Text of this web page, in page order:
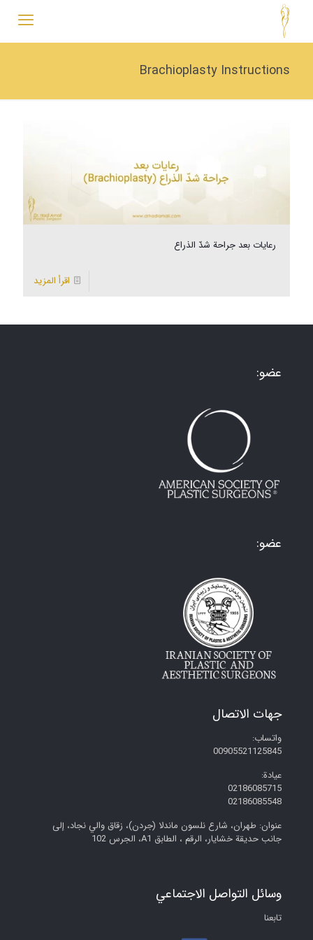
Brachioplasty Instructions
رعايات بعد جراحة شدّ الذراع
اقرأ المزيد
عضو:
عضو:
جهات الاتصال
واتساب:
00905521125845
عيادة:
02186085715
02186085548
عنوان: طهران، شارع نلسون ماندلا (جردن)، زقاق والي نجاد، إلى
جانب حديقة خشايار، الرقم ، الطابق A1، الجرس 102
وسائل التواصل الاجتماعي
تابعنا